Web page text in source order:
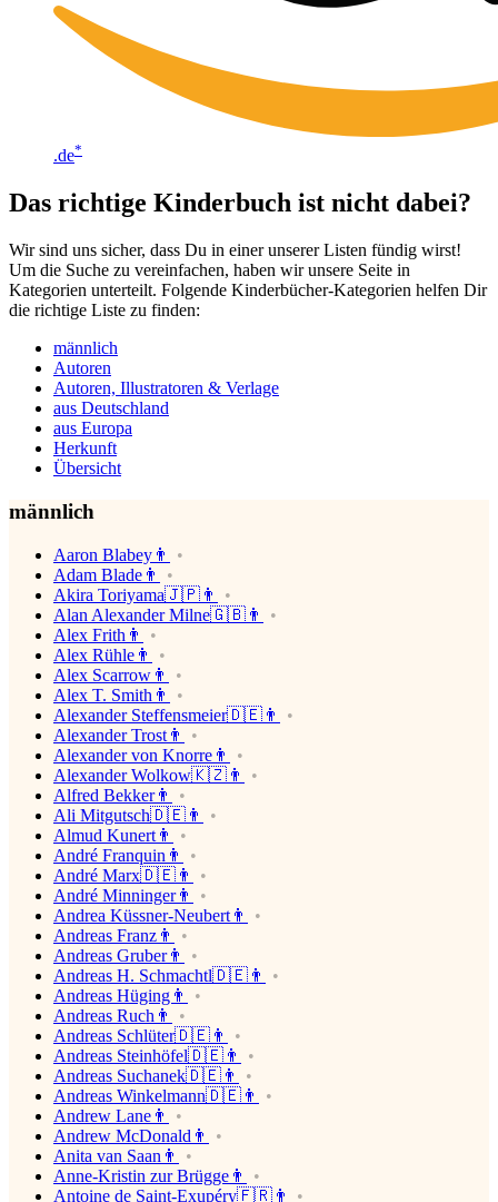
.de*
Das richtige Kinderbuch ist nicht dabei?
Wir sind uns sicher, dass Du in einer unserer Listen fündig wirst!
Um die Suche zu vereinfachen, haben wir unsere Seite in
Kategorien unterteilt. Folgende Kinderbücher-Kategorien helfen Dir
die richtige Liste zu finden:
männlich
Autoren
Autoren, Illustratoren & Verlage
aus Deutschland
aus Europa
Herkunft
Übersicht
männlich
Aaron Blabey👨
Adam Blade👨
Akira Toriyama🇯🇵👨
Alan Alexander Milne🇬🇧👨
Alex Frith👨
Alex Rühle👨
Alex Scarrow👨
Alex T. Smith👨
Alexander Steffensmeier🇩🇪👨
Alexander Trost👨
Alexander von Knorre👨
Alexander Wolkow🇰🇿👨
Alfred Bekker👨
Ali Mitgutsch🇩🇪👨
Almud Kunert👨
André Franquin👨
André Marx🇩🇪👨
André Minninger👨
Andrea Küssner-Neubert👨
Andreas Franz👨
Andreas Gruber👨
Andreas H. Schmachtl🇩🇪👨
Andreas Hüging👨
Andreas Ruch👨
Andreas Schlüter🇩🇪👨
Andreas Steinhöfel🇩🇪👨
Andreas Suchanek🇩🇪👨
Andreas Winkelmann🇩🇪👨
Andrew Lane👨
Andrew McDonald👨
Anita van Saan👨
Anne-Kristin zur Brügge👨
Antoine de Saint-Exupéry🇫🇷👨